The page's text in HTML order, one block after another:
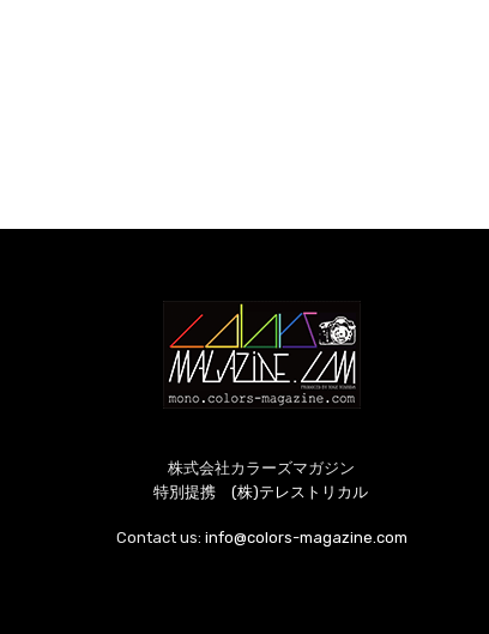
株式会社カラーズマガジン
特別提携 (株)テレストリカル
Contact us: info@colors-magazine.com